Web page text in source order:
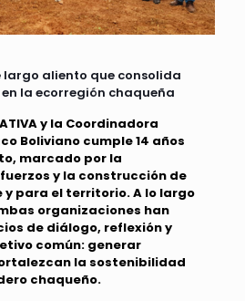
largo aliento que consolida
la ecorregión chaqueña
y la Coordinadora
Boliviano cumple 14 años
marcado por la
y la construcción de
para el territorio. A lo largo
organizaciones han
de diálogo, reflexión y
común: generar
la sostenibilidad
chaqueño.